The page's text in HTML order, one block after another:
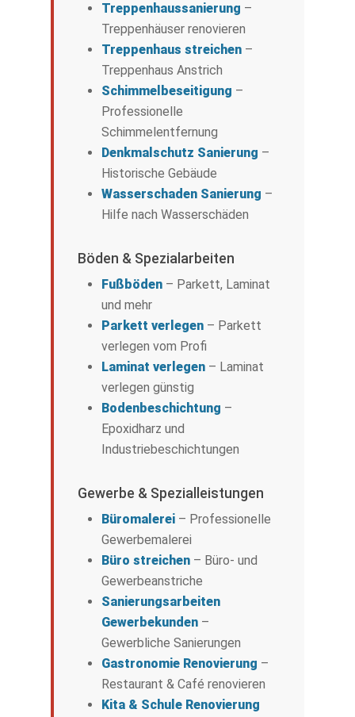
Treppenhaussanierung –
Treppenhäuser renovieren
Treppenhaus streichen –
Treppenhaus Anstrich
Schimmelbeseitigung –
Professionelle
Schimmelentfernung
Denkmalschutz Sanierung –
Historische Gebäude
Wasserschaden Sanierung –
Hilfe nach Wasserschäden
Böden & Spezialarbeiten
Fußböden – Parkett, Laminat
und mehr
Parkett verlegen – Parkett
verlegen vom Profi
Laminat verlegen – Laminat
verlegen günstig
Bodenbeschichtung –
Epoxidharz und
Industriebeschichtungen
Gewerbe & Spezialleistungen
Büromalerei – Professionelle
Gewerbemalerei
Büro streichen – Büro- und
Gewerbeanstriche
Sanierungsarbeiten
Gewerbekunden –
Gewerbliche Sanierungen
Gastronomie Renovierung –
Restaurant & Café renovieren
Kita & Schule Renovierung